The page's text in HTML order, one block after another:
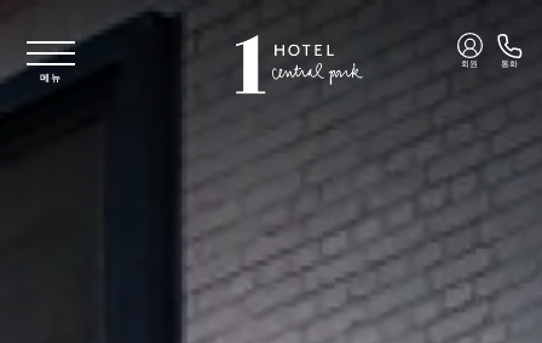
주요 콘텐츠로 건너뛰기
메뉴
회원 통화